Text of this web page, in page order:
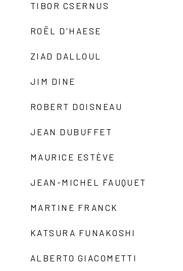
TIBOR CSERNUS
ROËL D'HAESE
ZIAD DALLOUL
JIM DINE
ROBERT DOISNEAU
JEAN DUBUFFET
MAURICE ESTÈVE
JEAN-MICHEL FAUQUET
MARTINE FRANCK
KATSURA FUNAKOSHI
ALBERTO GIACOMETTI